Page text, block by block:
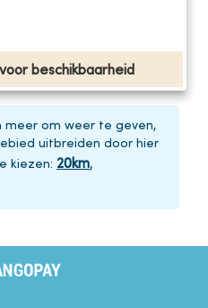
beschikbaarheid
meer om weer te geven,
uitbreiden door hier
kiezen: 20km,